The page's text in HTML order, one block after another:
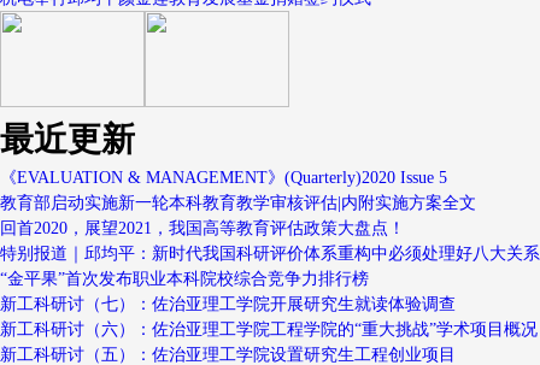
最近更新
《EVALUATION & MANAGEMENT》(Quarterly)2020 Issue 5
教育部启动实施新一轮本科教育教学审核评估|内附实施方案全文
回首2020，展望2021，我国高等教育评估政策大盘点！
特别报道｜邱均平：新时代我国科研评价体系重构中必须处理好八大关系
“金平果”首次发布职业本科院校综合竞争力排行榜
新工科研讨（七）：佐治亚理工学院开展研究生就读体验调查
新工科研讨（六）：佐治亚理工学院工程学院的“重大挑战”学术项目概况
新工科研讨（五）：佐治亚理工学院设置研究生工程创业项目